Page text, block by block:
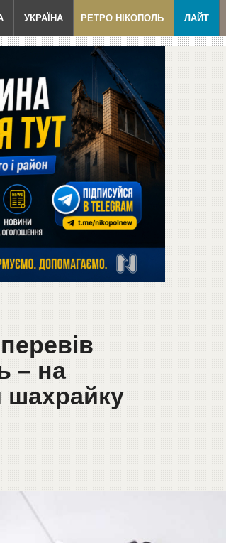
УКРАЇНА РЕТРО НІКОПОЛЬ ЛАЙТ
– на
шахрайку